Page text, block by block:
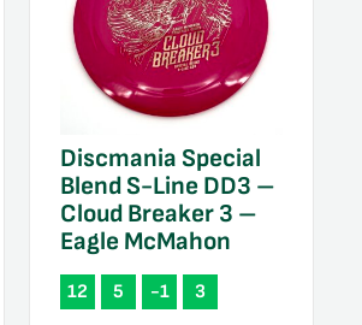
Discmania Special
Blend S-Line DD3 –
Cloud Breaker 3 –
Eagle McMahon
12 5 -1 3